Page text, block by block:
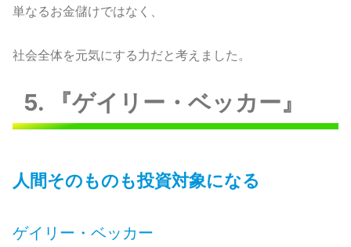
単なるお金儲けではなく、
社会全体を元気にする力だと考えました。
5. 『ゲイリー・ベッカー』
人間そのものも投資対象になる
ゲイリー・ベッカー